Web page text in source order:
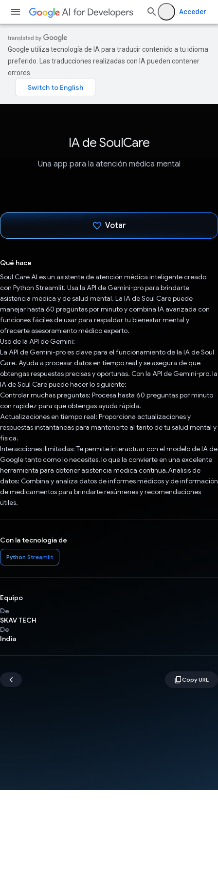
Acceder
Google utiliza tecnología de IA para traducir contenido a tu idioma
preferido. Las traducciones realizadas con IA pueden contener
errores.
IA de SoulCare
Una app para la atención médica mental
Votar
Qué hace
Soul Care AI es un asistente de atención médica inteligente creado
con Python Streamlit. Usa la API de Gemini-pro para brindarte
asistencia médica y de salud mental. La IA de Soul Care puede
manejar hasta 60 preguntas por minuto y combina IA avanzada con
funciones fáciles de usar para respaldar tu bienestar mental y
ofrecerte asesoramiento médico experto.
Uso de la API de Gemini:
La API de Gemini-pro es clave para el funcionamiento de la IA de Soul
Care. Ayuda a procesar datos en tiempo real y se asegura de que
obtengas respuestas precisas y oportunas. Con la API de Gemini-pro, la
IA de Soul Care puede hacer lo siguiente:
Controlar muchas preguntas: Procesa hasta 60 preguntas por minuto
con rapidez para que obtengas ayuda rápida.
Actualizaciones en tiempo real: Proporciona actualizaciones y
respuestas instantáneas para mantenerte al tanto de tu salud mental y
física.
Interacciones ilimitadas: Te permite interactuar con el modelo de IA de
Google tanto como lo necesites, lo que la convierte en una excelente
herramienta para obtener asistencia médica continua.Análisis de
datos: Combina y analiza datos de informes médicos y de información
de medicamentos para brindarte resúmenes y recomendaciones
útiles.
Con la tecnología de
Python Streamlit
Equipo
De
SKAV TECH
De
India